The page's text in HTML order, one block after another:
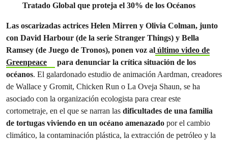
Tratado Global que proteja el 30% de los Océanos
Las oscarizadas actrices Helen Mirren y Olivia Colman, junto
con David Harbour (de la serie Stranger Things) y Bella
Ramsey (de Juego de Tronos), ponen voz al último video de
Greenpeace
para denunciar la crítica situación de los
océanos. El galardonado estudio de animación Aardman, creadores
de Wallace y Gromit, Chicken Run o La Oveja Shaun, se ha
asociado con la organización ecologista para crear este
cortometraje, en el que se narran las dificultades de una familia
de tortugas viviendo en un océano amenazado por el cambio
climático, la contaminación plástica, la extracción de petróleo y la